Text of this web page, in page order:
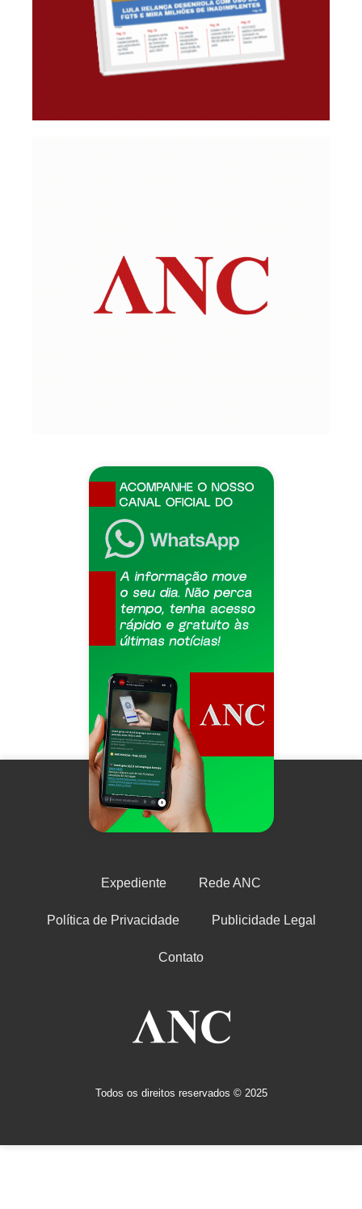
Expediente Rede ANC
Política de Privacidade Publicidade Legal
Contato
Todos os direitos reservados © 2025